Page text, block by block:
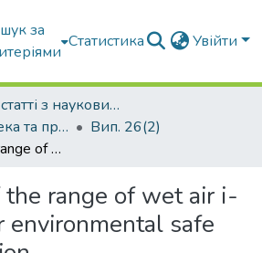
за
Статистика Увійти
Вибрані статті з наукових збірників КНУБА
Екологічна безпека та природокористування
Вип. 26(2)
Expansion of the range of wet air і-d diagram for environmental safe heat production
range of wet air і-
environmental safe